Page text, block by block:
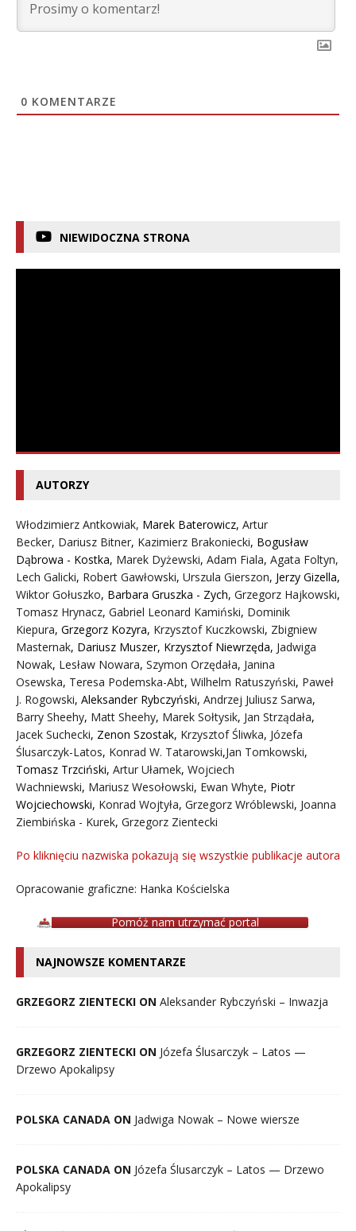
0 KOMENTARZE
NIEWIDOCZNA STRONA
AUTORZY
Włodzimierz Antkowiak, Marek Baterowicz, Artur
Becker, Dariusz Bitner, Kazimierz Brakoniecki, Bogusław
Dąbrowa - Kostka, Marek Dyżewski, Adam Fiala, Agata Foltyn,
Lech Galicki, Robert Gawłowski, Urszula Gierszon, Jerzy Gizella,
Wiktor Gołuszko, Barbara Gruszka - Zych, Grzegorz Hajkowski,
Tomasz Hrynacz, Gabriel Leonard Kamiński, Dominik
Kiepura, Grzegorz Kozyra, Krzysztof Kuczkowski, Zbigniew
Masternak, Dariusz Muszer, Krzysztof Niewrzęda, Jadwiga
Nowak, Lesław Nowara, Szymon Orzędała, Janina
Osewska, Teresa Podemska-Abt, Wilhelm Ratuszyński, Paweł
J. Rogowski, Aleksander Rybczyński, Andrzej Juliusz Sarwa,
Barry Sheehy, Matt Sheehy, Marek Sołtysik, Jan Strządała,
Jacek Suchecki, Zenon Szostak, Krzysztof Śliwka, Józefa
Ślusarczyk-Latos, Konrad W. Tatarowski,Jan Tomkowski,
Tomasz Trzciński, Artur Ułamek, Wojciech
Wachniewski, Mariusz Wesołowski, Ewan Whyte, Piotr
Wojciechowski, Konrad Wojtyła, Grzegorz Wróblewski, Joanna
Ziembińska - Kurek, Grzegorz Zientecki
Po kliknięciu nazwiska pokazują się wszystkie publikacje autora
Opracowanie graficzne: Hanka Kościelska
Pomóż nam utrzymać portal
NAJNOWSZE KOMENTARZE
GRZEGORZ ZIENTECKI ON Aleksander Rybczyński – Inwazja
GRZEGORZ ZIENTECKI ON Józefa Ślusarczyk – Latos —
Drzewo Apokalipsy
POLSKA CANADA ON Jadwiga Nowak – Nowe wiersze
POLSKA CANADA ON Józefa Ślusarczyk – Latos — Drzewo
Apokalipsy